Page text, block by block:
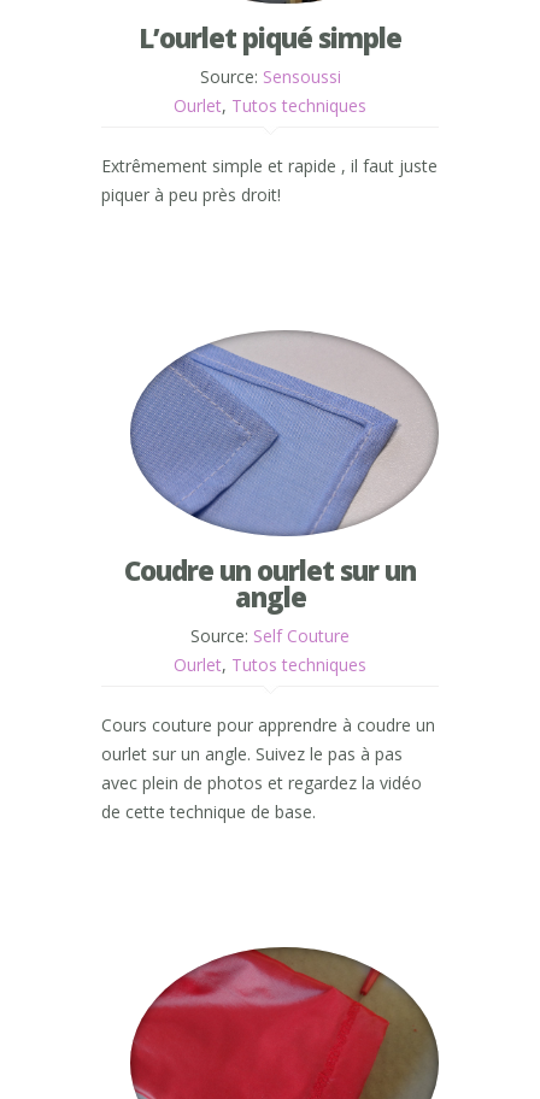
L’ourlet piqué simple
Source: Sensoussi
Ourlet, Tutos techniques
Extrêmement simple et rapide , il faut juste
piquer à peu près droit!
Coudre un ourlet sur un
angle
Source: Self Couture
Ourlet, Tutos techniques
Cours couture pour apprendre à coudre un
ourlet sur un angle. Suivez le pas à pas
avec plein de photos et regardez la vidéo
de cette technique de base.